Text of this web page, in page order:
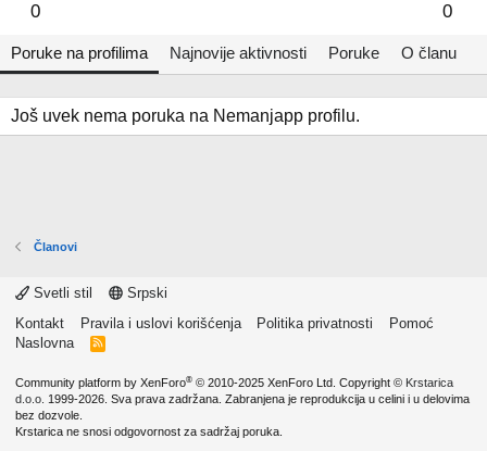
0 0
Poruke na profilima Najnovije aktivnosti Poruke O članu
Još uvek nema poruka na Nemanjapp profilu.
Članovi
Svetli stil
Srpski
Kontakt
Pravila i uslovi korišćenja Politika privatnosti
Pomoć
Naslovna
R
Community platform by XenForo® © 2010-2025 XenForo Ltd. Copyright © Krstarica
d.o.o. 1999-2026. Sva prava zadržana. Zabranjena je reprodukcija u celini i u delovima
bez dozvole.
Krstarica ne snosi odgovornost za sadržaj poruka.